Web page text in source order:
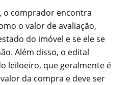
o comprador encontra
o valor de avaliação,
do imóvel e se ele se
Além disso, o edital
leiloeiro, que geralmente é
da compra e deve ser